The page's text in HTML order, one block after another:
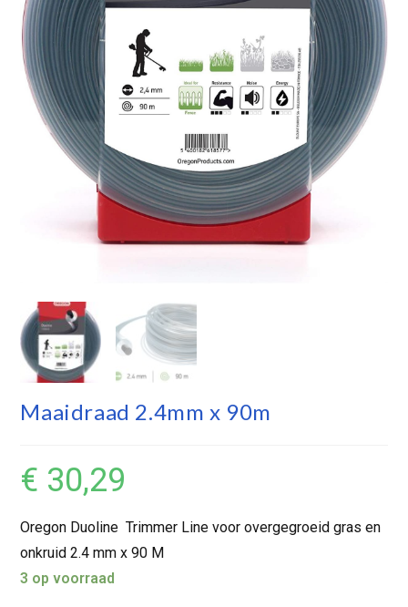
Maaidraad 2.4mm x 90m
€ 30,29
Oregon Duoline Trimmer Line voor overgegroeid gras en
onkruid 2.4 mm x 90 M
3 op voorraad